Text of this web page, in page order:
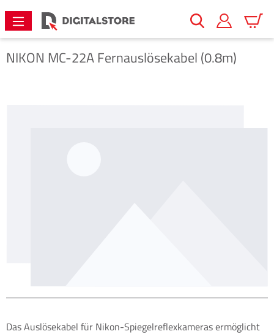
springen
NIKON MC-22A Fernauslösekabel (0.8m)
Das Auslösekabel für Nikon-Spiegelreflexkameras ermöglicht